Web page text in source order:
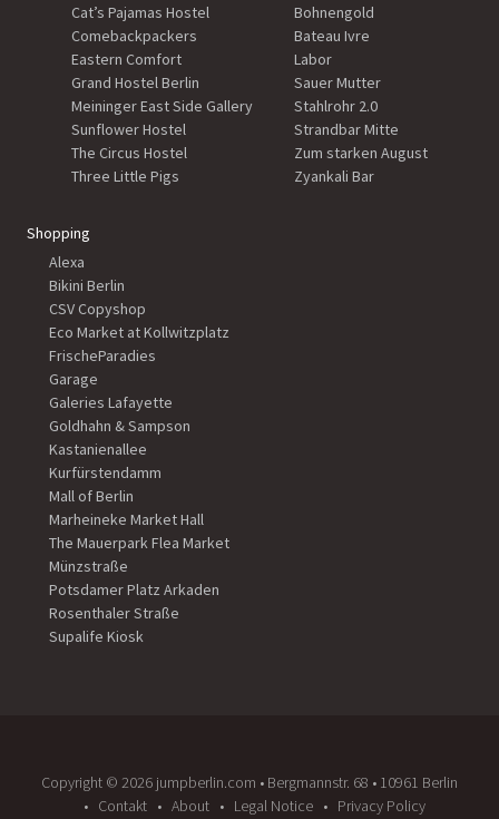
Cat’s Pajamas Hostel
Comebackpackers
Eastern Comfort
Grand Hostel Berlin
Meininger East Side Gallery
Sunflower Hostel
The Circus Hostel
Three Little Pigs
Bohnengold
Bateau Ivre
Labor
Sauer Mutter
Stahlrohr 2.0
Strandbar Mitte
Zum starken August
Zyankali Bar
Shopping
Alexa
Bikini Berlin
CSV Copyshop
Eco Market at Kollwitzplatz
FrischeParadies
Garage
Galeries Lafayette
Goldhahn & Sampson
Kastanienallee
Kurfürstendamm
Mall of Berlin
Marheineke Market Hall
The Mauerpark Flea Market
Münzstraße
Potsdamer Platz Arkaden
Rosenthaler Straße
Supalife Kiosk
Copyright ©️ 2026 jumpberlin.com • Bergmannstr. 68 • 10961 Berlin
Contakt
About Legal Notice Privacy Policy